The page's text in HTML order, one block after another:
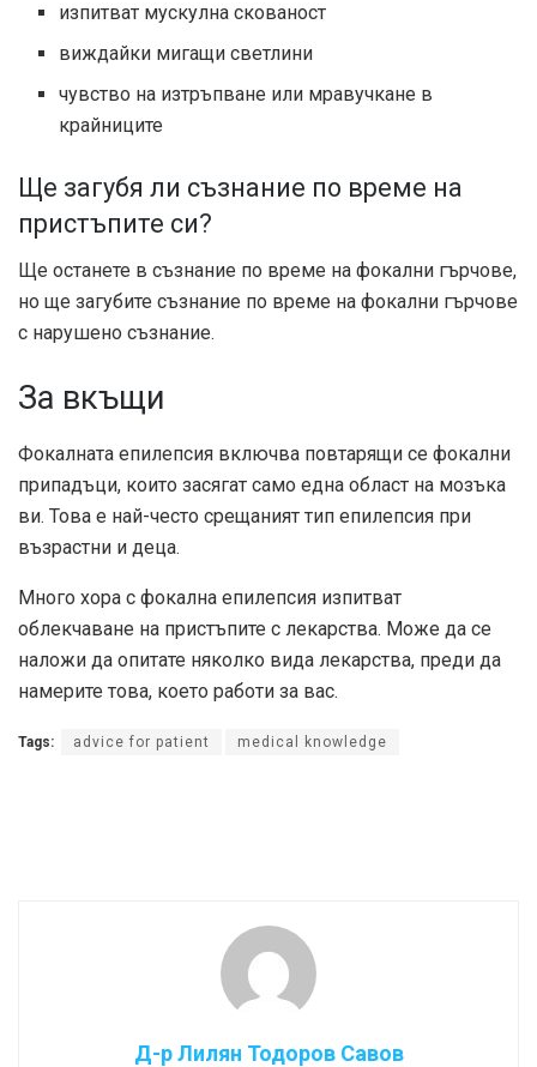
изпитват мускулна скованост
виждайки мигащи светлини
чувство на изтръпване или мравучкане в
крайниците
Ще загубя ли съзнание по време на
пристъпите си?
Ще останете в съзнание по време на фокални гърчове,
но ще загубите съзнание по време на фокални гърчове
с нарушено съзнание.
За вкъщи
Фокалната епилепсия включва повтарящи се фокални
припадъци, които засягат само една област на мозъка
ви. Това е най-често срещаният тип епилепсия при
възрастни и деца.
Много хора с фокална епилепсия изпитват
облекчаване на пристъпите с лекарства. Може да се
наложи да опитате няколко вида лекарства, преди да
намерите това, което работи за вас.
Tags: advice for patient medical knowledge
Д-р Лилян Тодоров Савов